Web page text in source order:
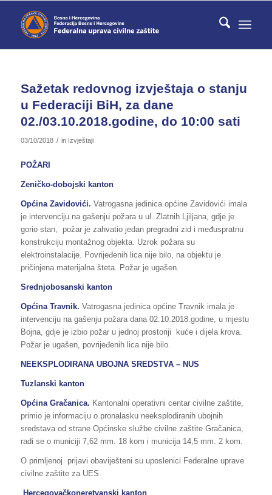
Sažetak redovnog izvještaja o stanju
u Federaciji BiH, za dane
02./03.10.2018.godine, do 10:00 sati
03/10/2018 / in Izvještaji
POŽARI
Zeničko-dobojski kanton
Općina Zavidovići. Vatrogasna jedinica općine Zavidovići imala
je intervenciju na gašenju požara u ul. Zlatnih Ljiljana, gdje je
gorio stan, požar je zahvatio jedan pregradni zid i međuspratnu
konstrukciju montažnog objekta. Uzrok požara su
elektroinstalacije. Povrijeđenih lica nije bilo, na objektu je
pričinjena materijalna šteta. Požar je ugašen.
Srednjobosanski kanton
Općina Travnik. Vatrogasna jedinica općine Travnik imala je
intervenciju na gašenju požara dana 02.10.2018.godine, u mjestu
Bojna, gdje je izbio požar u jednoj prostoriji kuće i dijela krova.
Požar je ugašen, povrijeđenih lica nije bilo.
NEEKSPLODIRANA UBOJNA SREDSTVA – NUS
Tuzlanski kanton
Općina Gračanica. Kantonalni operativni centar civilne zaštite,
primio je informaciju o pronalasku neeksplodiranih ubojnih
sredstava od strane Općinske službe civilne zaštite Gračanica,
radi se o municiji 7,62 mm. 18 kom i municija 14,5 mm. 2 kom.
O primljenoj prijavi obaviješteni su uposlenici Federalne uprave
civilne zaštite za UES.
Hercegovačkoneretvanski kanton